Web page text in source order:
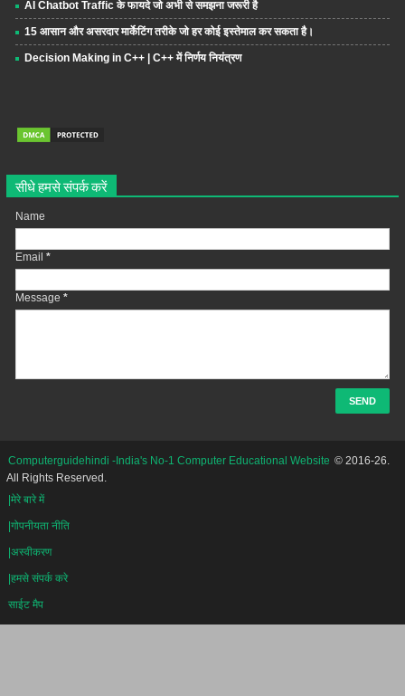
AI Chatbot Traffic के फायदे जो अभी से समझना जरूरी है
15 आसान और असरदार मार्केटिंग तरीके जो हर कोई इस्तेमाल कर सकता है।
Decision Making in C++ | C++ में निर्णय नियंत्रण
सीधे हमसे संपर्क करें
Name
Email *
Message *
Computerguidehindi -India's No-1 Computer Educational Website © 2016-26.
All Rights Reserved.
|मेरे बारे में
|गोपनीयता नीति
|अस्वीकरण
|हमसे संपर्क करे
साईट मैप